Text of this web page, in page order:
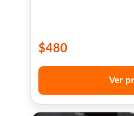
$480
Ver